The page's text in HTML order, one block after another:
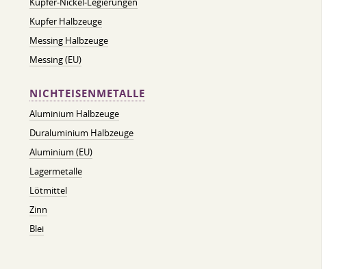
Kupfer Halbzeuge
Messing Halbzeuge
Messing (EU)
NICHTEISENMETALLE
Aluminium Halbzeuge
Duraluminium Halbzeuge
Aluminium (EU)
Lagermetalle
Lötmittel
Zinn
Blei